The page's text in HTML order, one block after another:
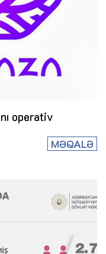
operativ
MƏQALƏ